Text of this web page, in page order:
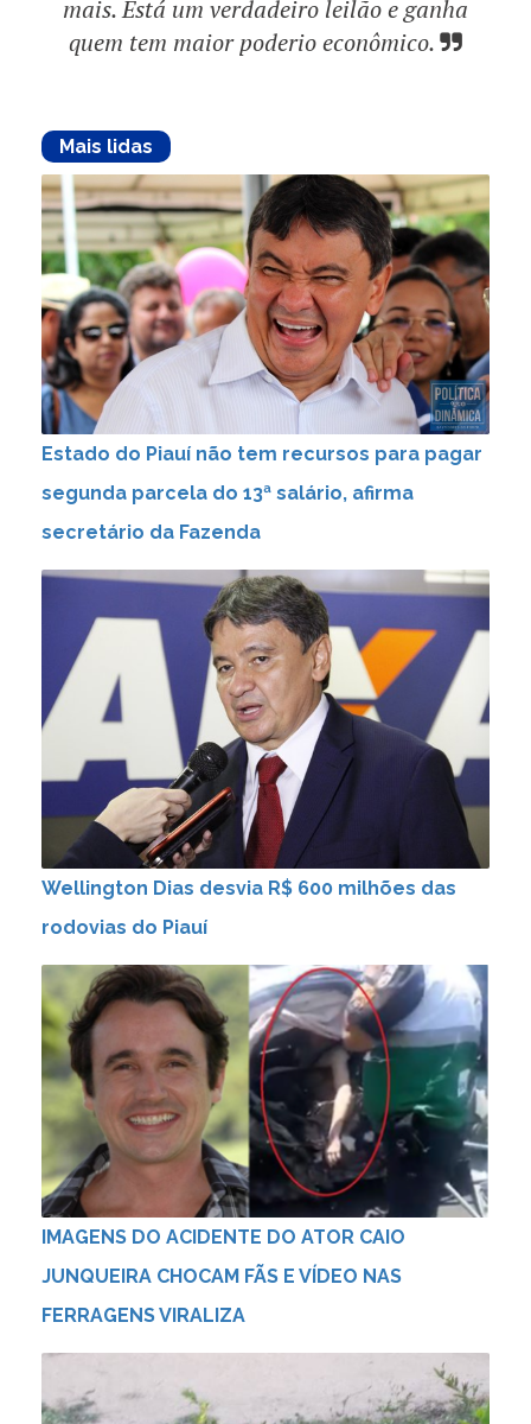
mais. Está um verdadeiro leilão e ganha
quem tem maior poderio econômico.
Mais lidas
Estado do Piauí não tem recursos para pagar
segunda parcela do 13ª salário, afirma
secretário da Fazenda
Wellington Dias desvia R$ 600 milhões das
rodovias do Piauí
IMAGENS DO ACIDENTE DO ATOR CAIO
JUNQUEIRA CHOCAM FÃS E VÍDEO NAS
FERRAGENS VIRALIZA